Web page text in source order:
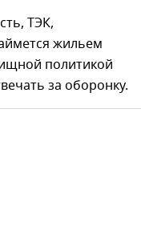
ТЭК,
жильем
политикой
за оборонку.